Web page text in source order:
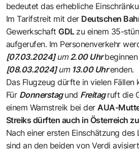
bedeutet das erhebliche
Im Tarifstreit mit der Deutschen
GewerkschaftGDL zu einem 35-
aufgerufen. Im Personenverkehr
[07.03.2024]um2.00 Uhr
[08.03.2024]um 13.00 Uhrenden.
Das Flugzeug dürfte in vielen Fällen
Für Donnerstagund Freitagruft die
einem Warnstreik bei der AUA-
Streiks dürften auch in Österreich
Nach einer ersten Einschätzung des
sind an den beiden von Verdi